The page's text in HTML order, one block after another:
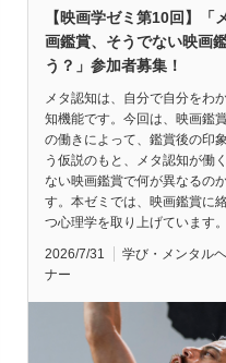
【映画学ゼミ第10回】「
画鑑賞、そうでない映画
う？」参加者募集！
メタ認知は、自分で自分をわ
知機能です。今回は、映画鑑
の働きによって、鑑賞後の印
う仮説のもと、メタ認知が働
ない映画鑑賞で何が異なるの
す。本ゼミでは、映画鑑賞に
つ心理学を取り上げています。
2026/7/31 学び・メンタル
ナー